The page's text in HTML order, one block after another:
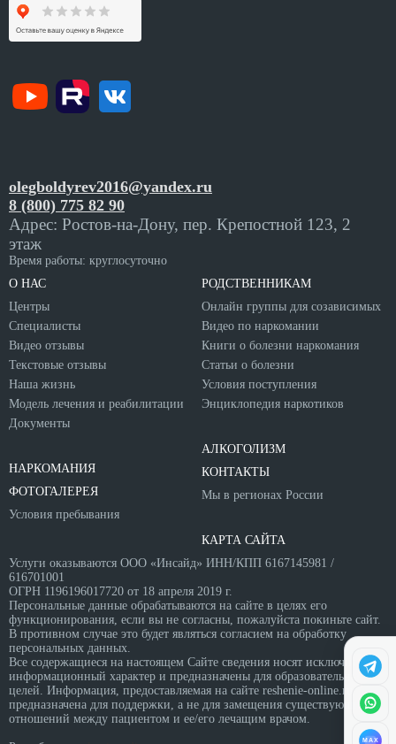
О НАС
Центры
Специалисты
Видео отзывы
Текстовые отзывы
Наша жизнь
Модель лечения и реабилитации
Документы
НАРКОМАНИЯ
ФОТОГАЛЕРЕЯ
Условия пребывания
РОДСТВЕННИКАМ
Онлайн группы для созависимых
Видео по наркомании
Книги о болезни наркомания
Статьи о болезни
Условия поступления
Энциклопедия наркотиков
АЛКОГОЛИЗМ
КОНТАКТЫ
Мы в регионах России
КАРТА САЙТА
olegboldyrev2016@yandex.ru
8 (800) 775 82 90
Адрес: Ростов-на-Дону, пер. Крепостной 123, 2
этаж
Время работы: круглосуточно
Услуги оказываются ООО «Инсайд» ИНН/КПП 6167145981 /
616701001
ОГРН 1196196017720 от 18 апреля 2019 г.
Персональные данные обрабатываются на сайте в целях его
функционирования, если вы не согласны, пожалуйста покиньте сайт.
В противном случае это будет являться согласием на обработку
персональных данных.
Все содержащиеся на настоящем Сайте сведения носят исключительно
информационный характер и предназначены для образовательных
целей. Информация, предоставляемая на сайте reshenie-online.ru
предназначена для поддержки, а не для замещения существующих
отношений между пациентом и ее/его лечащим врачом.
MAX